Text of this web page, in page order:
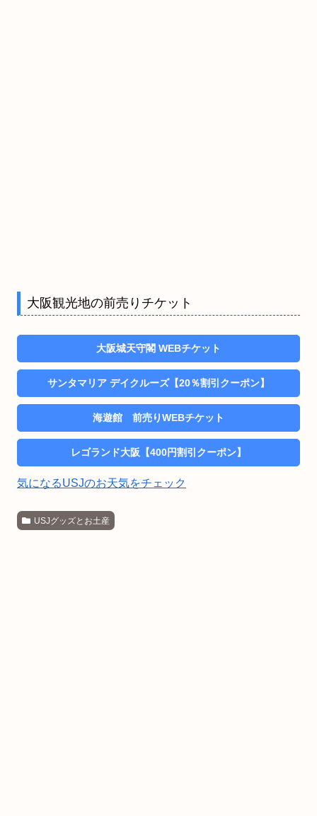
大阪観光地の前売りチケット
大阪城天守閣 WEBチケット
サンタマリア デイクルーズ【20％割引クーポン】
海遊館 前売りWEBチケット
レゴランド大阪【400円割引クーポン】
気になるUSJのお天気をチェック
USJグッズとお土産